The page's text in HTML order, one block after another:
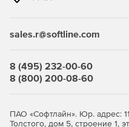
действия лицензий, а
Software Asset
Руководство
sales.r@softline.com
8 (495) 232-00-60
8 (800) 200-08-60
ПАО «Софтлайн». Юр. адрес:
Толстого, дом 5, строение 1,